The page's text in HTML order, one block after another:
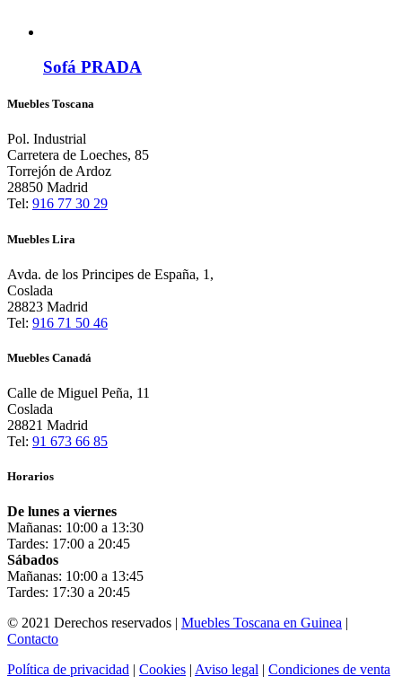
Sofá PRADA
Muebles Toscana
Pol. Industrial
Carretera de Loeches, 85
Torrejón de Ardoz
28850 Madrid
Tel: 916 77 30 29
Muebles Lira
Avda. de los Principes de España, 1,
Coslada
28823 Madrid
Tel: 916 71 50 46
Muebles Canadá
Calle de Miguel Peña, 11
Coslada
28821 Madrid
Tel: 91 673 66 85
Horarios
De lunes a viernes
Mañanas: 10:00 a 13:30
Tardes: 17:00 a 20:45
Sábados
Mañanas: 10:00 a 13:45
Tardes: 17:30 a 20:45
© 2021 Derechos reservados | Muebles Toscana en Guinea |
Contacto
Política de privacidad | Cookies | Aviso legal | Condiciones de venta